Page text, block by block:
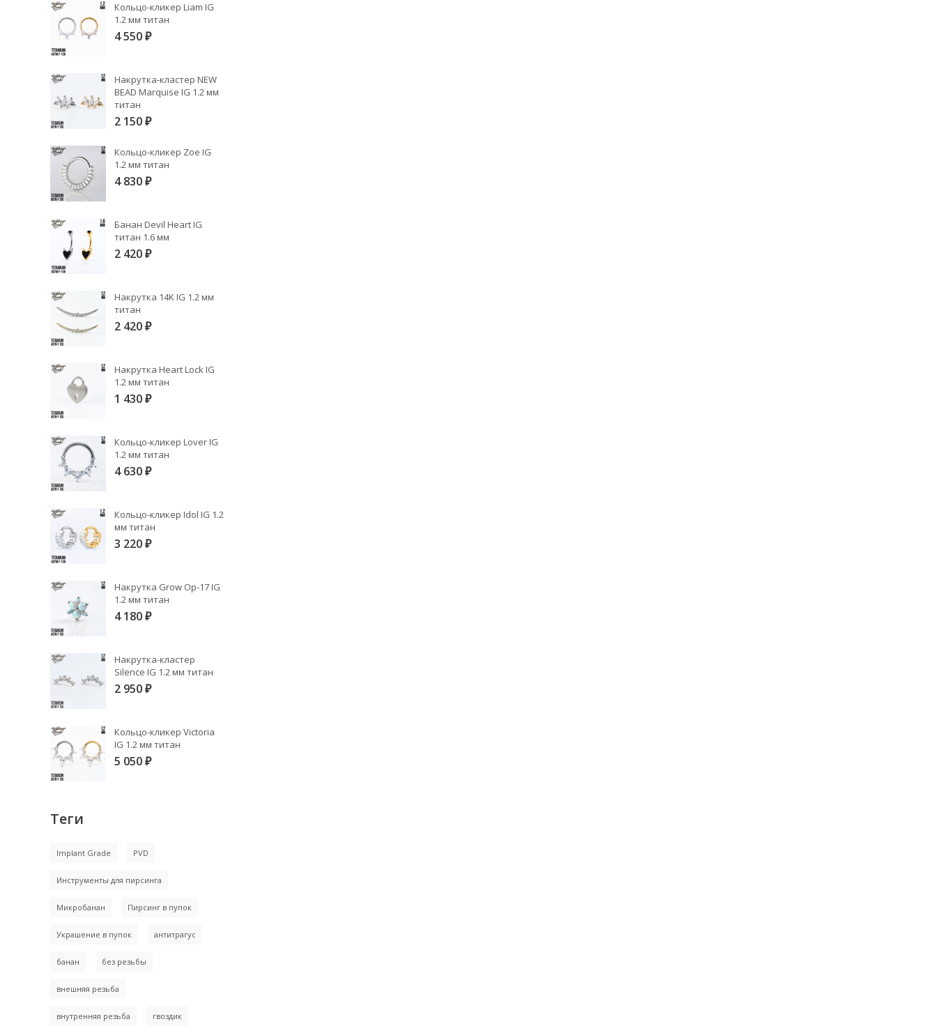
Кольцо-кликер Liam IG
1.2 мм титан
4 550 ₽
Накрутка-кластер NEW
BEAD Marquise IG 1.2 мм
титан
2 150 ₽
Кольцо-кликер Zoe IG
1.2 мм титан
4 830 ₽
Банан Devil Heart IG
титан 1.6 мм
2 420 ₽
Накрутка 14K IG 1.2 мм
титан
2 420 ₽
Накрутка Heart Lock IG
1.2 мм титан
1 430 ₽
Кольцо-кликер Lover IG
1.2 мм титан
4 630 ₽
Кольцо-кликер Idol IG 1.2
мм титан
3 220 ₽
Накрутка Grow Op-17 IG
1.2 мм титан
4 180 ₽
Накрутка-кластер
Silence IG 1.2 мм титан
2 950 ₽
Кольцо-кликер Victoria
IG 1.2 мм титан
5 050 ₽
Теги
Implant Grade PVD
Инструменты для пирсинга
Микробанан Пирсинг в пупок
Украшение в пупок антитрагус
банан без резьбы
внешняя резьба
внутренняя резьба гвоздик